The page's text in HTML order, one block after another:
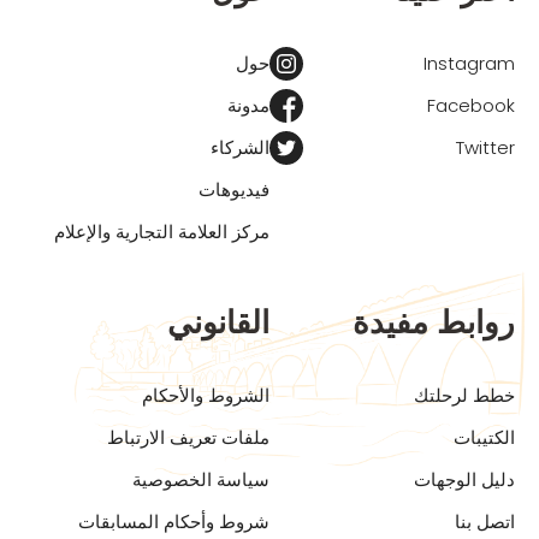
Instagram
Facebook
Twitter
حول
مدونة
الشركاء
فيديوهات
مركز العلامة التجارية والإعلام
روابط مفيدة
خطط لرحلتك
الكتيبات
دليل الوجهات
اتصل بنا
القانوني
الشروط والأحكام
ملفات تعريف الارتباط
سياسة الخصوصية
شروط وأحكام المسابقات